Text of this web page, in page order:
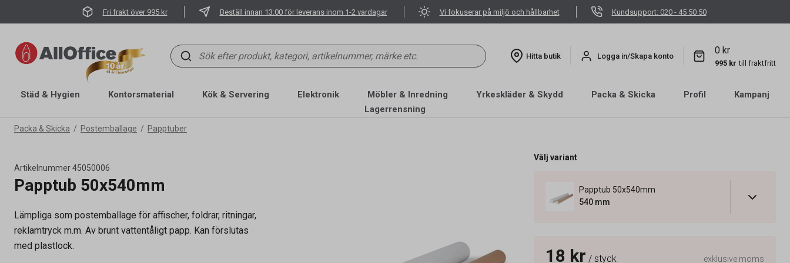
Fri frakt över 995 kr Beställ innan 13:00 för leverans inom 1-2 vardagar Vi fokuserar på miljö och hållbarhet Kundsupport: 020 - 45 50 50
Hitta butik Logga in/Skapa konto
0 kr
995 kr till fraktfritt
Städ & Hygien Kontorsmaterial Kök & Servering Elektronik Möbler & Inredning Yrkeskläder & Skydd Packa & Skicka Profil
Kampanj
Lagerrensning
Packa & Skicka Postemballage Papptuber
Artikelnummer45050006
Papptub 50x540mm
Lämpliga som postemballage för affischer, foldrar, ritningar,
reklamtryck m.m. Av brunt vattentåligt papp. Kan förslutas
med plastlock.
Artikelnummer
Välj variant
Papptub 50x540mm
540 mm
18 kr / styck exklusive moms